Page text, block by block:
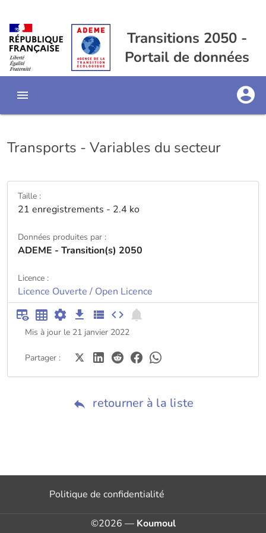
Transitions 2050 -
Portail de données
Transports - Variables du secteur
Taille :
21 enregistrements - 2.4 ko
Données produites par :
ADEME - Transition(s) 2050
Licence :
Licence Ouverte / Open Licence
Mis à jour le 21 janvier 2022
Partager :
retourner à la liste
Politique de confidentialité
©2026 — Koumoul